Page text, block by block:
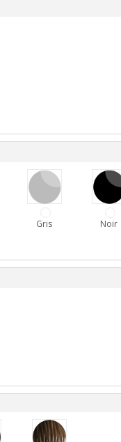
Gris Noir